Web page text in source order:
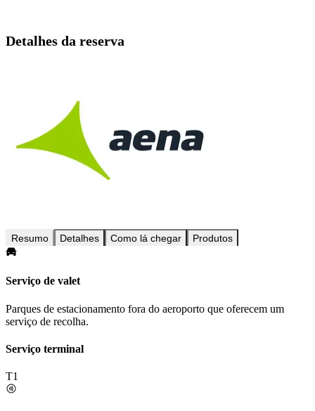
Detalhes da reserva
Resumo Detalhes Como lá chegar Produtos
Serviço de valet
Parques de estacionamento fora do aeroporto que oferecem um
serviço de recolha.
Serviço terminal
T1